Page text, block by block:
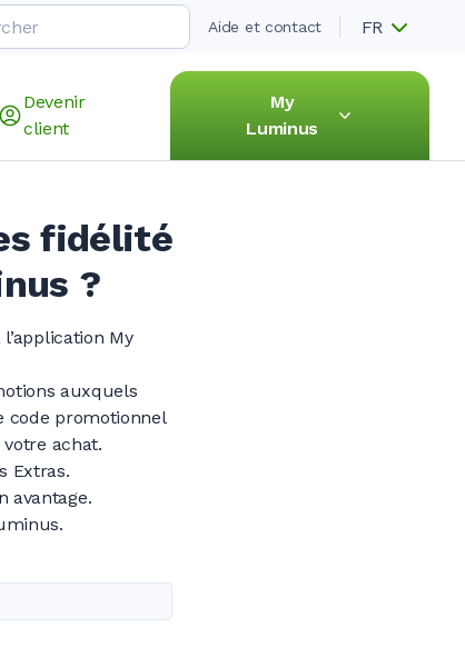
Aide et contact FR
Devenir
client
My
Luminus
fidélité
?
My
auxquels
code promotionnel
achat.
Extras.
avantage.